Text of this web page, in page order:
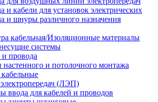
и кабели для установок электрических
и шнуры различного назначения
кабельная/Изоляционные материалы
системы
провода
и потолочного монтажа
(ЛЭП)
ввода для кабелей и проводов